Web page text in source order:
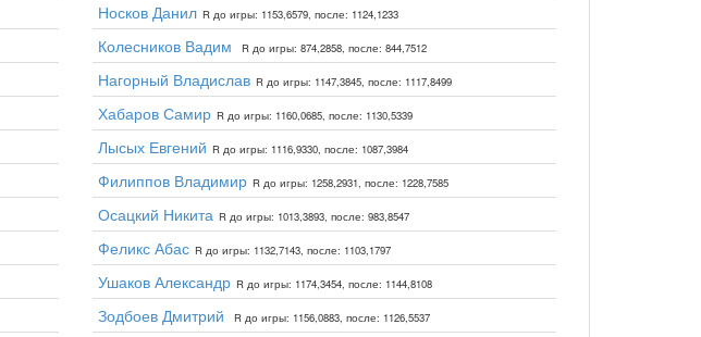
Носков Данил R до игры: 1153,6579, после: 1124,1233
Колесников Вадим R до игры: 874,2858, после: 844,7512
Нагорный Владислав R до игры: 1147,3845, после: 1117,8499
Хабаров Самир R до игры: 1160,0685, после: 1130,5339
Лысых Евгений R до игры: 1116,9330, после: 1087,3984
Филиппов Владимир R до игры: 1258,2931, после: 1228,7585
Осацкий Никита R до игры: 1013,3893, после: 983,8547
Феликс Абас R до игры: 1132,7143, после: 1103,1797
Ушаков Александр R до игры: 1174,3454, после: 1144,8108
Зодбоев Дмитрий R до игры: 1156,0883, после: 1126,5537